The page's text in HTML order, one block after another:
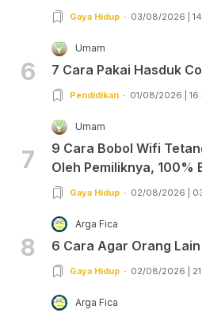
Gaya Hidup 03/08/2026 |
6
Umam
7 Cara Pakai Hasduk
Pendidikan 01/08/2026 |
7
Umam
9 Cara Bobol Wifi
Oleh Pemiliknya, 100%
Gaya Hidup 02/08/2026 |
8
Arga Fica
6 Cara Agar Orang
Gaya Hidup 02/08/2026 |
Arga Fica